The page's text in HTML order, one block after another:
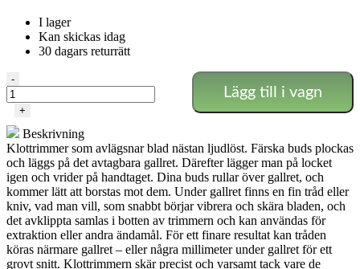
I lager
Kan skickas idag
30 dagars returrätt
Elektrisk
trimmer
inbyggd
40
cm
mängd
-
+
Lägg till i vagn
Beskrivning
Klottrimmer som avlägsnar blad nästan ljudlöst. Färska buds plockas
och läggs på det avtagbara gallret. Därefter lägger man på locket
igen och vrider på handtaget. Dina buds rullar över gallret, och
kommer lätt att borstas mot dem. Under gallret finns en fin tråd eller
kniv, vad man vill, som snabbt börjar vibrera och skära bladen, och
det avklippta samlas i botten av trimmern och kan användas för
extraktion eller andra ändamål. För ett finare resultat kan tråden
köras närmare gallret – eller några millimeter under gallret för ett
grovt snitt. Klottrimmern skär precist och varsamt tack vare de